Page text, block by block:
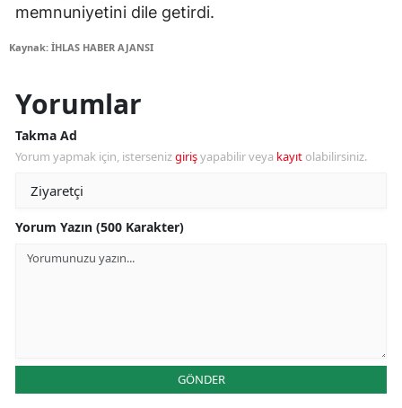
memnuniyetini dile getirdi.
Kaynak: İHLAS HABER AJANSI
Yorumlar
Takma Ad
Yorum yapmak için, istersenizgirişyapabilir veya kayıt olabilirsiniz.
Yorum Yazın (500 Karakter)
GÖNDER